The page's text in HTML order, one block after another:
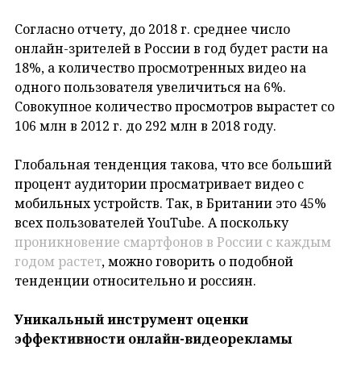
Согласно отчету, до 2018 г. среднее число
онлайн-зрителей в России в год будет расти на
18%, а количество просмотренных видео на
одного пользователя увеличиться на 6%.
Совокупное количество просмотров вырастет со
106 млн в 2012 г. до 292 млн в 2018 году.
Глобальная тенденция такова, что все больший
процент аудитории просматривает видео с
мобильных устройств. Так, в Британии это 45%
всех пользователей YouTube. А поскольку
проникновение смартфонов в России с каждым
годом растет, можно говорить о подобной
тенденции относительно и россиян.
Уникальный инструмент оценки
эффективности онлайн-видеорекламы